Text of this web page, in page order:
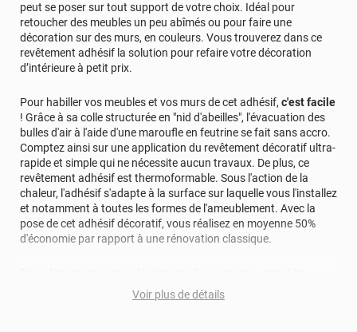
peut se poser sur tout support de votre choix. Idéal pour
retoucher des meubles un peu abîmés ou pour faire une
décoration sur des murs, en couleurs. Vous trouverez dans ce
revêtement adhésif la solution pour refaire votre décoration
d’intérieure à petit prix.
Pour habiller vos meubles et vos murs de cet adhésif, c'est facile
! Grâce à sa colle structurée en "nid d'abeilles", l'évacuation des
bulles d'air à l'aide d'une maroufle en feutrine se fait sans accro.
Comptez ainsi sur une application du revêtement décoratif ultra-
rapide et simple qui ne nécessite aucun travaux. De plus, ce
revêtement adhésif est thermoformable. Sous l'action de la
chaleur, l'adhésif s'adapte à la surface sur laquelle vous l'installez
et notamment à toutes les formes de l'ameublement. Avec la
pose de cet adhésif décoratif, vous réalisez en moyenne 50%
d'économie par rapport à une rénovation classique.
comptez sur ce vinyl de haute qualité avec une excellente
résistance à l’eau, à la saleté, à l’abrasion, aux UV et à l’usure.
Voir plus de détails